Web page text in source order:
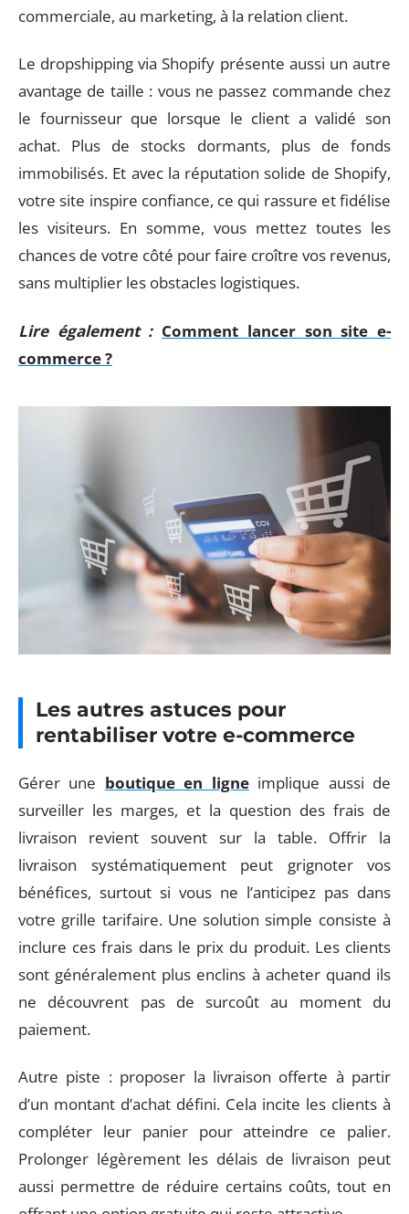
commerciale, au marketing, à la relation client.
Le dropshipping via Shopify présente aussi un autre
avantage de taille : vous ne passez commande chez
le fournisseur que lorsque le client a validé son
achat. Plus de stocks dormants, plus de fonds
immobilisés. Et avec la réputation solide de Shopify,
votre site inspire confiance, ce qui rassure et fidélise
les visiteurs. En somme, vous mettez toutes les
chances de votre côté pour faire croître vos revenus,
sans multiplier les obstacles logistiques.
Lire également : Comment lancer son site e-
commerce ?
Les autres astuces pour
rentabiliser votre e-commerce
Gérer une boutique en ligneimplique aussi de
surveiller les marges, et la question des frais de
livraison revient souvent sur la table. Offrir la
livraison systématiquement peut grignoter vos
bénéfices, surtout si vous ne l’anticipez pas dans
votre grille tarifaire. Une solution simple consiste à
inclure ces frais dans le prix du produit. Les clients
sont généralement plus enclins à acheter quand ils
ne découvrent pas de surcoût au moment du
paiement.
Autre piste : proposer la livraison offerte à partir
d’un montant d’achat défini. Cela incite les clients à
compléter leur panier pour atteindre ce palier.
Prolonger légèrement les délais de livraison peut
aussi permettre de réduire certains coûts, tout en